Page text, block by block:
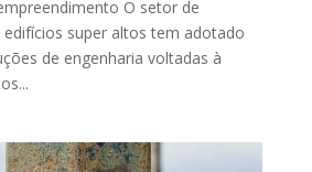
O setor de
edifícios super altos tem adotado
de engenharia voltadas à